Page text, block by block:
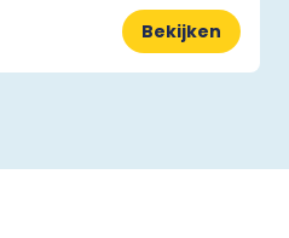
Bekijken